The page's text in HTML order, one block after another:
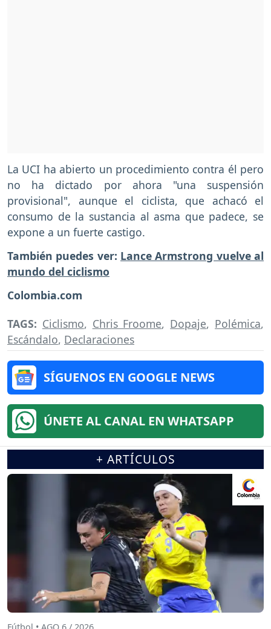
La UCI ha abierto un procedimiento contra él pero
no ha dictado por ahora "una suspensión
provisional", aunque el ciclista, que achacó el
consumo de la sustancia al asma que padece, se
expone a un fuerte castigo.
También puedes ver: Lance Armstrong vuelve al
mundo del ciclismo
Colombia.com
TAGS: Ciclismo, Chris Froome, Dopaje, Polémica,
Escándalo, Declaraciones
SÍGUENOS EN GOOGLE NEWS
ÚNETE AL CANAL EN WHATSAPP
+ ARTÍCULOS